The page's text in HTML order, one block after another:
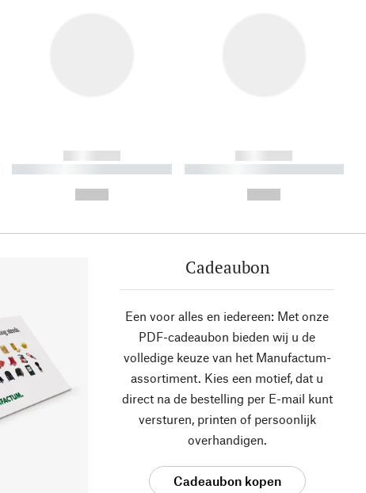
------------
----------- ----------- ----------
------------
----------- ----------- ----------
Cadeaubon
Een voor alles en iedereen: Met onze
PDF-cadeaubon bieden wij u de
volledige keuze van het Manufactum-
assortiment. Kies een motief, dat u
direct na de bestelling per E-mail kunt
versturen, printen of persoonlijk
overhandigen.
Cadeaubon kopen